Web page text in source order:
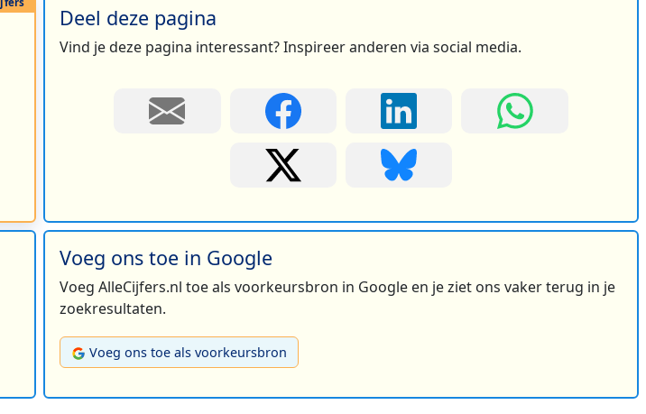
Deel deze pagina
Vind je deze pagina interessant? Inspireer anderen via social media.
Voeg ons toe in Google
Voeg AlleCijfers.nl toe als voorkeursbron in Google en je ziet ons vaker terug in je
zoekresultaten.
Voeg ons toe als voorkeursbron